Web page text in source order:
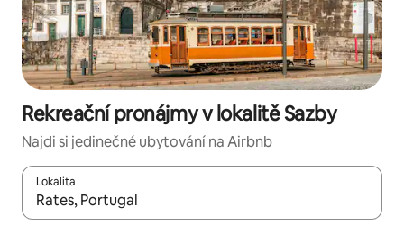
Rekreační pronájmy v lokalitě Sazby
Najdi si jedinečné ubytování na Airbnb
Lokalita
Až budou výsledky k dispozici, můžeš si je procházet pomocí